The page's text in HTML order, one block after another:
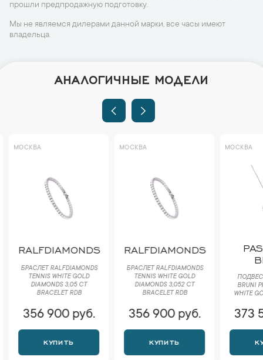
прошли предпродажную подготовку.
Мы не являемся дилерами данной марки, все часы имеют
владельца.
АНАЛОГИЧНЫЕ МОДЕЛИ
МОСКВА
RALFDIAMONDS
БРАСЛЕТ RALFDIAMONDS
TENNIS WHITE GOLD
DIAMONDS 3,05 CT
BRACELET RDB
356 900 руб.
КУПИТЬ
МОСКВА
RALFDIAMONDS
БРАСЛЕТ RALFDIAMONDS
TENNIS WHITE GOLD
DIAMONDS 3,052 CT
BRACELET RDB
356 900 руб.
КУПИТЬ
МОСКВА
BRUNI
WHITE
373